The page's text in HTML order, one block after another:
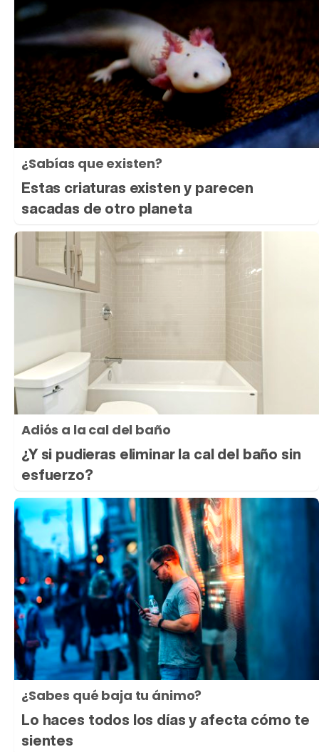
¿Sabías que existen?
Estas criaturas existen y parecen
sacadas de otro planeta
Adiós a la cal del baño
¿Y si pudieras eliminar la cal del baño sin
esfuerzo?
¿Sabes qué baja tu ánimo?
Lo haces todos los días y afecta cómo te
sientes